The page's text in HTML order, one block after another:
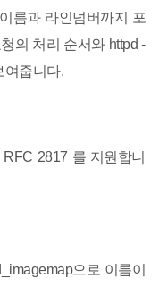
름과 라인넘버까지 포
의 처리 순서와 httpd -
여줍니다.
2817 를 지원합니
으로 이름이